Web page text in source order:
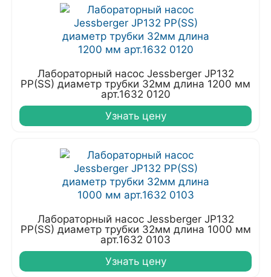
Лабораторный насос Jessberger JP132
PP(SS) диаметр трубки 32мм длина 1200 мм
арт.1632 0120
Узнать цену
Лабораторный насос Jessberger JP132
PP(SS) диаметр трубки 32мм длина 1000 мм
арт.1632 0103
Узнать цену